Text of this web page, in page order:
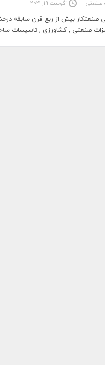
صنعتی آگوست 19, 2021
صنعتکار بیش از ربع قرن سابقه
صنعتی , کشاورزی , تاسیسات